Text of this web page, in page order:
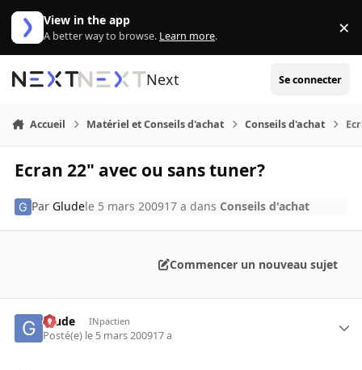
Aller au contenu
View in the app
A better way to browse. Learn more. ×
Next Se connecter
Accueil Matériel et Conseils d'achat Conseils d'achat
Ecran 22" avec ou sans tuner?
Par Gludele 5 mars 200917 a dans Conseils d'achat
Commencer un nouveau sujet
Glude INpactien
Posté(e) le 5 mars 200917 a